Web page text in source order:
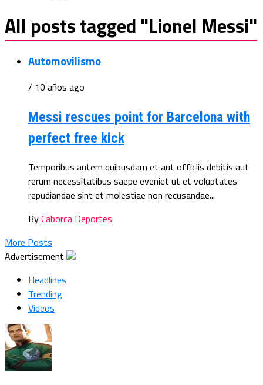
All posts tagged "Lionel Messi"
Automovilismo
/ 10 años ago
Messi rescues point for Barcelona with
perfect free kick
Temporibus autem quibusdam et aut officiis debitis aut
rerum necessitatibus saepe eveniet ut et voluptates
repudiandae sint et molestiae non recusandae...
ByCaborca Deportes
More Posts
Advertisement
Headlines
Trending
Videos